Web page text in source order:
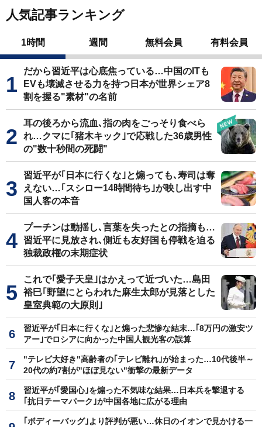
人気記事ランキング
1時間 週間 無料会員 有料会員
だから習近平は心底焦っている…中国のITも
EVも壊滅させる力を持つ日本が世界シェア8
割を握る"素材"の名前
耳の後ろから流血､指の肉をごっそり食べら
れ…クマに｢猪木キック｣で応戦した36歳男性
の"数十秒間の死闘"
習近平が｢日本に行くな｣と煽っても､寿司は奪
えない…｢スシロー14時間待ち｣が映し出す中
国人客の本音
プーチンは動揺し､言葉を失ったとの指摘も…
習近平に見放され､側近も友好国も停戦を迫る
独裁政権の末期症状
これで｢愛子天皇｣はかえって近づいた…島田
裕巳｢野望にとらわれた麻生太郎が見落とした
皇室典範の大原則｣
習近平が｢日本に行くな｣と煽った悲惨な結末…｢8万円の激安ツ
アー｣でロシアに向かった中国人観光客の誤算
"テレビ大好き"高齢者の｢テレビ離れ｣が始まった…10代後半～
20代の約7割が"ほぼ見ない"衝撃の最新データ
習近平が｢愛国心｣を煽った不気味な結果…日本兵を撃退する
｢抗日テーマパーク｣が中国各地に広がる理由
｢ボディーバッグ｣より評判が悪い…休日のイオンで見かける一